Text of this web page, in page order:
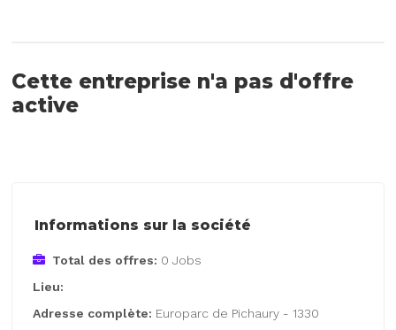
Cette entreprise n'a pas d'offre
active
Informations sur la société
Total des offres: 0 Jobs
Lieu:
Adresse complète: Europarc de Pichaury - 1330